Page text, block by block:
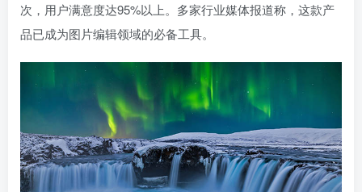
次，用户满意度达95%以上。多家行业媒体报道称，这款产
品已成为图片编辑领域的必备工具。